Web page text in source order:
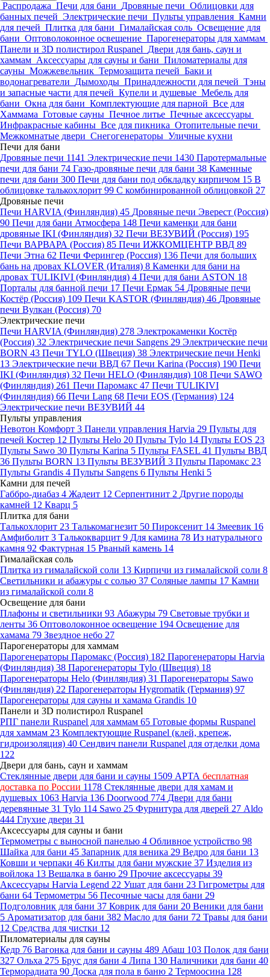
Распродажа Печи для бани Дровяные печи Облицовки для
банных печей Электрические печи Пульты управления Камни
для печей Плитка для бани Гималайская соль Освещение для
бани Оптоволоконное освещение Парогенераторы для хаммам
Панели и 3D полистирол Ruspanel Двери для бань, саун и
хаммам Аксессуары для сауны и бани Пиломатериалы для
сауны Можжевельник Термозащита печей Баки и
водонагреватели Дымоходы Принадлежности для печей Тэны
и запасные части для печей Купели и душевые Мебель для
бани Окна для бани Комплектующие для парной Все для
Хаммама Готовые сауны Печное литье Печные аксессуары
Инфракрасные кабины Все для пикника Отопительные печи
Межкомнатые двери Снегогенераторы Уличные кухни
Печи для бани
Дровяные печи 1141 Электрические печи 1430 Паротермальные
печи для бани 74 Газо-дровяные печи для бани 38 Каменные
печи для бани 300 Печи для бани под обкладку кирпичом 15 В
облицовке талькохлорит 99 С комбинированной облицовкой 27
Дровяные печи
Печи HARVIA (Финляндия) 45 Дровяные печи Эверест (Россия)
90 Печи для бани Атмосфера 148 Печи каменки для бани
дровяные IKI (Финляндия) 32 Печи ВЕЗУВИЙ (Россия) 195
Печи ВАРВАРА (Россия) 85 Печи ИЖКОМЦЕНТР ВВД 89
Печи Этна 62 Печи Ферингер (Россия) 136 Печи для больших
бань на дровах KLOVER (Италия) 8 Каменки для бани на
дровах TULIKIVI (Финляндия) 4 Печи для бани ASTON 18
Порталы для банной печи 17 Печи Ермак 54 Дровяные печи
Костёр (Россия) 109 Печи KASTOR (Финляндия) 46 Дровяные
печи Вулкан (Россия) 70
Электрические печи
Печи HARVIA (Финляндия) 278 Электрокаменки Костёр
(Россия) 32 Электрические печи Sangens 29 Электрические печи
BORN 43 Печи TYLO (Швеция) 38 Электрические печи Henki
13 Электрические печи ВВД 67 Печи Karina (Россия) 190 Печи
IKI (Финляндия) 32 Печи HELO (Финляндия) 108 Печи SAWO
(Финляндия) 261 Печи Паромакс 47 Печи TULIKIVI
(Финляндия) 66 Печи Lang 68 Печи EOS (Германия) 124
Электрические печи ВЕЗУВИЙ 44
Пульты управления
Невотон Комфорт 3 Панели управления Harvia 29 Пульты для
печей Костер 12 Пульты Helo 20 Пульты Tylo 14 Пульты EOS 23
Пульты Sawo 30 Пульты Karina 5 Пульты FASEL 41 Пульты ВВД
36 Пульты BORN 13 Пульты ВЕЗУВИЙ 3 Пульты Паромакс 23
Пульты Grandis 4 Пульты Sangens 6 Пульты Henki 5
Камни для печей
Габбро-диабаз 4 Жадеит 12 Серпентинит 2 Другие породы
камней 12 Кварц 5
Плитка для бани
Талькохлорит 23 Талькомагнезит 50 Пироксенит 14 Змеевик 16
Амфиболит 3 Талькокварцит 9 Для камина 78 Из натурального
камня 92 Фактурная 15 Рваный камень 14
Гималайская соль
Плитка из гималайской соли 13 Кирпичи из гималайской соли 8
Светильники и абажуры с солью 37 Соляные лампы 17 Камни
из гималайской соли 8
Освещение для бани
Плафоны и светильники 93 Абажуры 79 Световые трубки и
ленты 36 Оптоволоконное освещение 194 Освещение для
хамама 79 Звездное небо 27
Парогенераторы для хаммам
Парогенераторы Паромакс (Россия) 182 Парогенераторы Harvia
(Финляндия) 38 Парогенераторы Tylo (Швеция) 18
Парогенераторы Helo (Финляндия) 31 Парогенераторы Sawo
(Финляндия) 22 Парогенераторы Hygromatik (Германия) 97
Парогенераторы для сауны и хамама Grandis 10
Панели и 3D полистирол Ruspanel
РПГ панели Ruspanel для хаммам 65 Готовые формы Ruspanel
для хаммам 23 Комплектующие Ruspanel (клей, крепеж,
гидроизоляция) 40 Сендвич панели Ruspanel для отделки дома
122
Двери для бань, саун и хаммам
Стеклянные двери для бани и сауны 1509 АРТА бесплатная
доставка по России 1178 Стеклянные двери для хамам и
душевых 1063 Harvia 136 Doorwood 774 Двери для бани
деревянные 31 Tylo 114 Sawo 25 Фурнитура для дверей 27 Aldo
444 Глухие двери 31
Аксессуары для сауны и бани
Термометры с выносной панелью 4 Обливное устройство 98
Шайка для бани 45 Запарник для веника 29 Ведро для бани 13
Ковши и черпаки 46 Килты для бани мужские 37 Изделия из
войлока 13 Вешалка в баню 29 Прочие аксессуары 39
Аксессуары Harvia Legend 22 Ушат для бани 23 Гигрометры для
бани 64 Термометры 56 Песочные часы для бани 29
Подголовник для бани 37 Коврик для бани 20 Веники для бани
5 Ароматизатор для бани 382 Масло для бани 72 Травы для бани
12 Средства для чистки 12
Пиломатериалы для сауны
Кедр 76 Вагонка для бани и сауны 489 Абаш 103 Полок для бани
327 Ольха 275 Брус для бани 4 Липа 130 Наличники для бани 40
Терморадиата 90 Доска для пола в баню 2 Термоосина 128